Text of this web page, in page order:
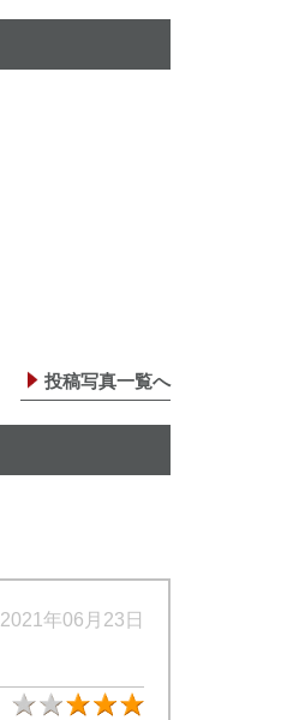
投稿写真一覧へ
2021年06月23日